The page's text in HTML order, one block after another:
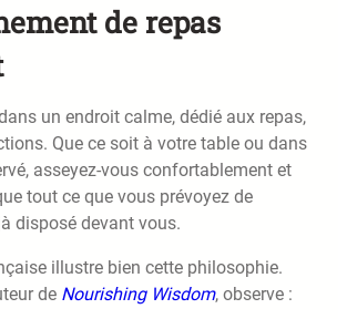
de repas
un endroit calme, dédié aux repas,
Que ce soit à votre table ou dans
asseyez-vous confortablement et
tout ce que vous prévoyez de
disposé devant vous.
illustre bien cette philosophie.
de Nourishing Wisdom, observe :